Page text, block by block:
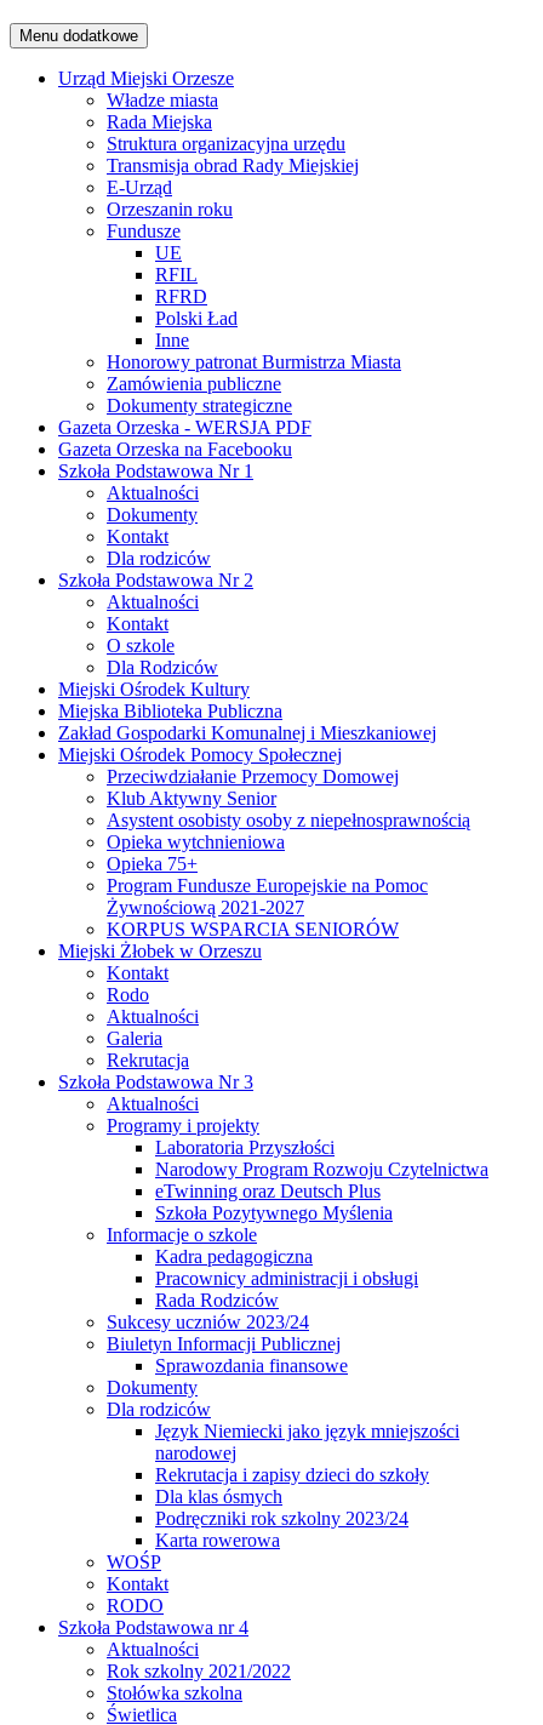
Menu dodatkowe
Urząd Miejski Orzesze
Władze miasta
Rada Miejska
Struktura organizacyjna urzędu
Transmisja obrad Rady Miejskiej
E-Urząd
Orzeszanin roku
Fundusze
UE
RFIL
RFRD
Polski Ład
Inne
Honorowy patronat Burmistrza Miasta
Zamówienia publiczne
Dokumenty strategiczne
Gazeta Orzeska - WERSJA PDF
Gazeta Orzeska na Facebooku
Szkoła Podstawowa Nr 1
Aktualności
Dokumenty
Kontakt
Dla rodziców
Szkoła Podstawowa Nr 2
Aktualności
Kontakt
O szkole
Dla Rodziców
Miejski Ośrodek Kultury
Miejska Biblioteka Publiczna
Zakład Gospodarki Komunalnej i Mieszkaniowej
Miejski Ośrodek Pomocy Społecznej
Przeciwdziałanie Przemocy Domowej
Klub Aktywny Senior
Asystent osobisty osoby z niepełnosprawnością
Opieka wytchnieniowa
Opieka 75+
Program Fundusze Europejskie na Pomoc
Żywnościową 2021-2027
KORPUS WSPARCIA SENIORÓW
Miejski Żłobek w Orzeszu
Kontakt
Rodo
Aktualności
Galeria
Rekrutacja
Szkoła Podstawowa Nr 3
Aktualności
Programy i projekty
Laboratoria Przyszłości
Narodowy Program Rozwoju Czytelnictwa
eTwinning oraz Deutsch Plus
Szkoła Pozytywnego Myślenia
Informacje o szkole
Kadra pedagogiczna
Pracownicy administracji i obsługi
Rada Rodziców
Sukcesy uczniów 2023/24
Biuletyn Informacji Publicznej
Sprawozdania finansowe
Dokumenty
Dla rodziców
Język Niemiecki jako język mniejszości
narodowej
Rekrutacja i zapisy dzieci do szkoły
Dla klas ósmych
Podręczniki rok szkolny 2023/24
Karta rowerowa
WOŚP
Kontakt
RODO
Szkoła Podstawowa nr 4
Aktualności
Rok szkolny 2021/2022
Stołówka szkolna
Świetlica